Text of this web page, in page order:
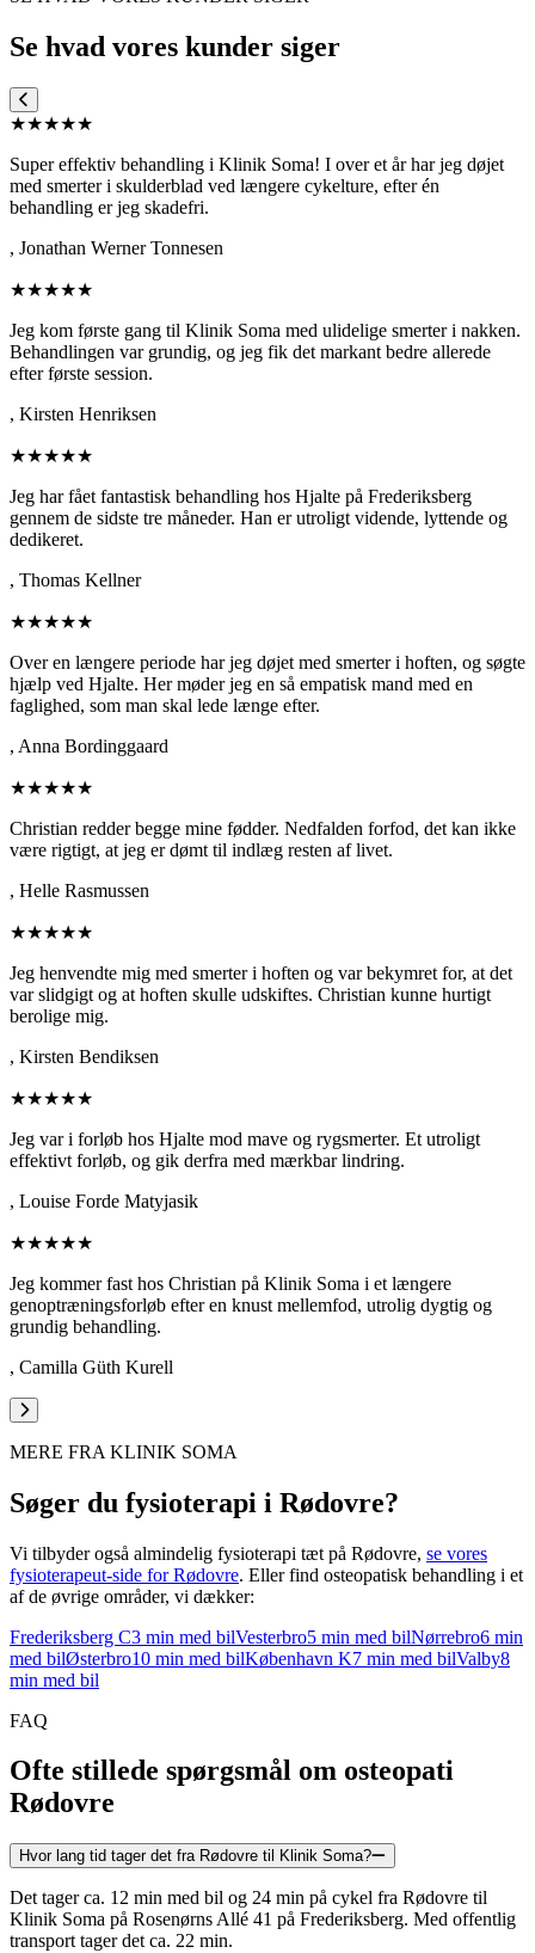
Se hvad vores kunder siger
★★★★★
Super effektiv behandling i Klinik Soma! I over et år har jeg døjet
med smerter i skulderblad ved længere cykelture, efter én
behandling er jeg skadefri.
, Jonathan Werner Tonnesen
★★★★★
Jeg kom første gang til Klinik Soma med ulidelige smerter i nakken.
Behandlingen var grundig, og jeg fik det markant bedre allerede
efter første session.
, Kirsten Henriksen
★★★★★
Jeg har fået fantastisk behandling hos Hjalte på Frederiksberg
gennem de sidste tre måneder. Han er utroligt vidende, lyttende og
dedikeret.
, Thomas Kellner
★★★★★
Over en længere periode har jeg døjet med smerter i hoften, og søgte
hjælp ved Hjalte. Her møder jeg en så empatisk mand med en
faglighed, som man skal lede længe efter.
, Anna Bordinggaard
★★★★★
Christian redder begge mine fødder. Nedfalden forfod, det kan ikke
være rigtigt, at jeg er dømt til indlæg resten af livet.
, Helle Rasmussen
★★★★★
Jeg henvendte mig med smerter i hoften og var bekymret for, at det
var slidgigt og at hoften skulle udskiftes. Christian kunne hurtigt
berolige mig.
, Kirsten Bendiksen
★★★★★
Jeg var i forløb hos Hjalte mod mave og rygsmerter. Et utroligt
effektivt forløb, og gik derfra med mærkbar lindring.
, Louise Forde Matyjasik
★★★★★
Jeg kommer fast hos Christian på Klinik Soma i et længere
genoptræningsforløb efter en knust mellemfod, utrolig dygtig og
grundig behandling.
, Camilla Güth Kurell
MERE FRA KLINIK SOMA
Søger du fysioterapi i Rødovre?
Vi tilbyder også almindelig fysioterapi tæt på Rødovre, se vores
fysioterapeut-side forRødovre. Eller find osteopatisk behandling i et
af de øvrige områder, vi dækker:
Frederiksberg C3 min med bilVesterbro5 min med bilNørrebro6 min
med bilØsterbro10 min med bilKøbenhavn K7 min med bilValby8
min med bil
FAQ
Ofte stillede spørgsmål om osteopati
Rødovre
Hvor lang tid tager det fra Rødovre til Klinik Soma?
Det tager ca. 12 min med bil og 24 min på cykel fra Rødovre til
Klinik Soma på Rosenørns Allé 41 på Frederiksberg. Med offentlig
transport tager det ca. 22 min.